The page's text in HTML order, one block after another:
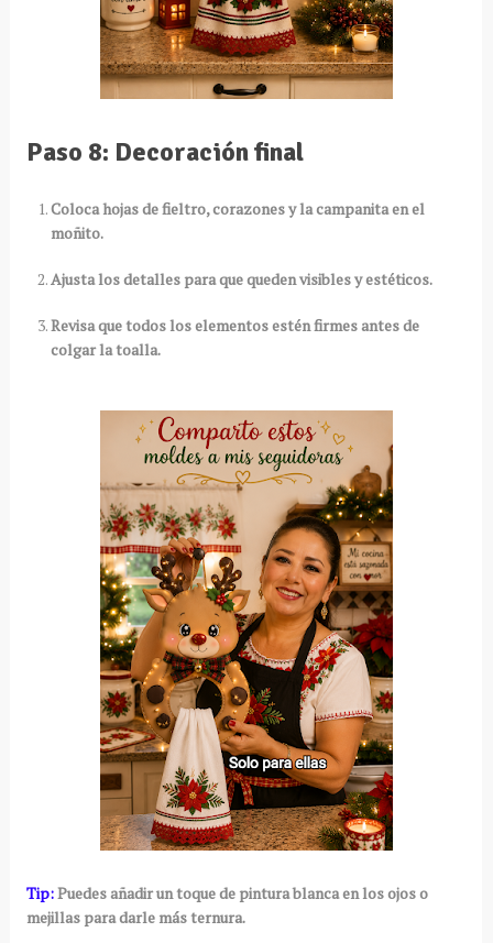
Paso 8: Decoración final
Coloca hojas de fieltro, corazones y la campanita en el
moñito.
Ajusta los detalles para que queden visibles y estéticos.
Revisa que todos los elementos estén firmes antes de
colgar la toalla.
Tip:Puedes añadir un toque de pintura blanca en los ojos o
mejillas para darle más ternura.